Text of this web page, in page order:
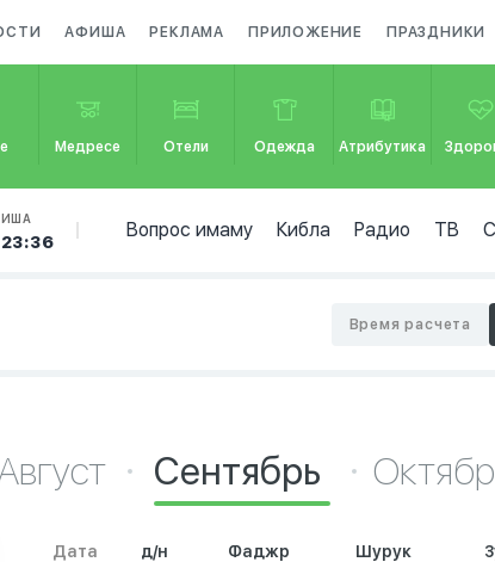
АФИША РЕКЛАМА ПРИЛОЖЕНИЕ ПРАЗДНИКИ
Медресе Отели Одежда Атрибутика
ИША
23:36
Вопрос имаму Кибла Радио ТВ
Время расчета
Сентябрь
Дата д/н Фаджр Шурук